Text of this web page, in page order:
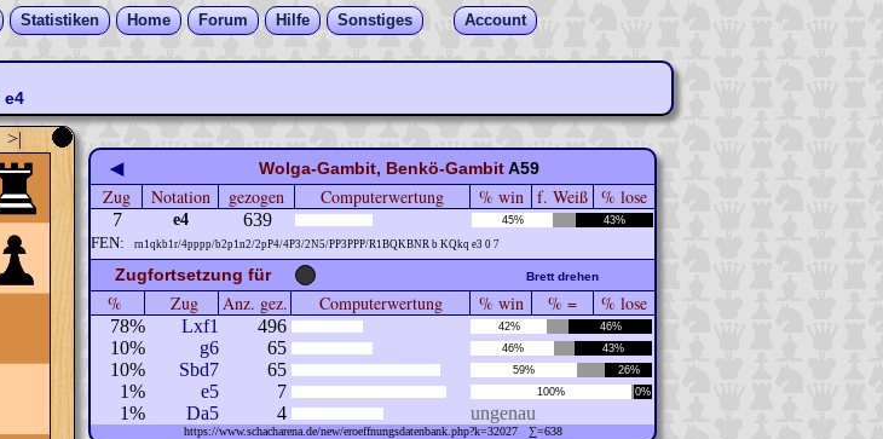
Statistiken Home Forum Hilfe Sonstiges Account
e4
>|
◀ Wolga-Gambit, Benkö-Gambit A59
Zug Notation gezogen Computerwertung % win f. Weiß % lose
7 e4 639 45% 43%
FEN: rn1qkb1r/4pppp/b2p1n2/2pP4/4P3/2N5/PP3PPP/R1BQKBNR b KQkq e3 0 7
Zugfortsetzung für Brett drehen
% Zug Anz. gez. Computerwertung % win % = % lose
78% Lxf1 496 42% 46%
10% g6 65 46% 43%
10% Sbd7 65 59% 26%
1% e5 7 100% 0%
1% Da5 4 ungenau
https://www.schacharena.de/new/eroeffnungsdatenbank.php?k=32027 ∑=638